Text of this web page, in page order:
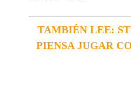
TAMBIÉN LEE:
PIENSA JUGAR